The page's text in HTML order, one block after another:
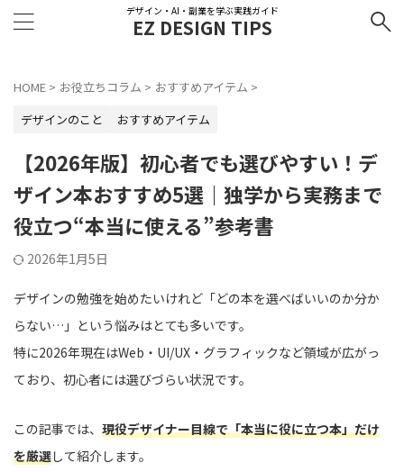
デザイン・AI・副業を学ぶ実践ガイド
EZ DESIGN TIPS
HOME > お役立ちコラム > おすすめアイテム >
デザインのこと
おすすめアイテム
【2026年版】初心者でも選びやすい！デ
ザイン本おすすめ5選｜独学から実務まで
役立つ“本当に使える”参考書
2026年1月5日
デザインの勉強を始めたいけれど「どの本を選べばいいのか分か
らない…」という悩みはとても多いです。
特に2026年現在はWeb・UI/UX・グラフィックなど領域が広がっ
ており、初心者には選びづらい状況です。
この記事では、 現役デザイナー目線で「本当に役に立つ本」だけ
を厳選して紹介します。